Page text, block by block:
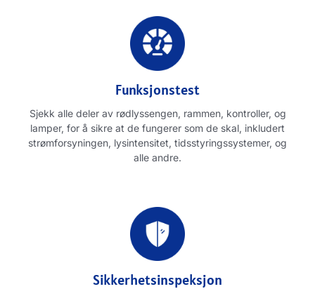
Funksjonstest
Sjekk alle deler av rødlyssengen, rammen, kontroller, og
lamper, for å sikre at de fungerer som de skal, inkludert
strømforsyningen, lysintensitet, tidsstyringssystemer, og
alle andre.
Sikkerhetsinspeksjon